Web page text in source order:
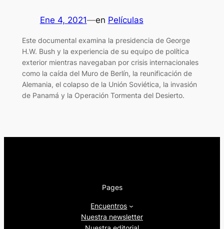
Ene 4, 2021—en Películas
Este documental examina la presidencia de George
H.W. Bush y la experiencia de su equipo de política
exterior mientras navegaban por crisis internacionales
como la caída del Muro de Berlín, la reunificación de
Alemania, el colapso de la Unión Soviética, la invasión
de Panamá y la Operación Tormenta del Desierto.
Pages
Encuentros
Nuestra newsletter